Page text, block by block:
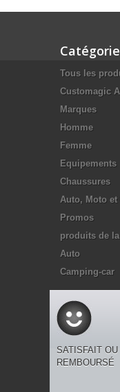
Tous les
Customagic
Marques
Homme
Femme
Equipements
Chaussures
Auto, Moto et
Promos
produits de
Auto
Camping-car
SATISFAIT OU
REMBOURSÉ